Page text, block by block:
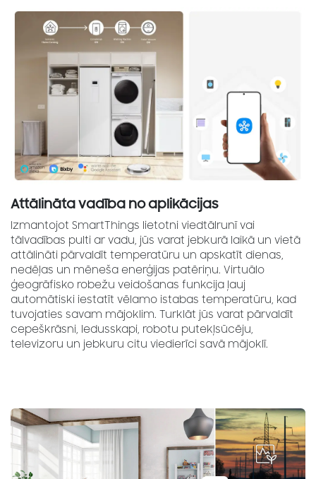
Attālināta vadība no aplikācijas
Izmantojot SmartThings lietotni viedtālrunī vai
tālvadības pulti ar vadu, jūs varat jebkurā laikā un vietā
attālināti pārvaldīt temperatūru un apskatīt dienas,
nedēļas un mēneša enerģijas patēriņu. Virtuālo
ģeogrāfisko robežu veidošanas funkcija ļauj
automātiski iestatīt vēlamo istabas temperatūru, kad
tuvojaties savam mājoklim. Turklāt jūs varat pārvaldīt
cepeškrāsni, ledusskapi, robotu putekļsūcēju,
televizoru un jebkuru citu viedierīci savā mājoklī.